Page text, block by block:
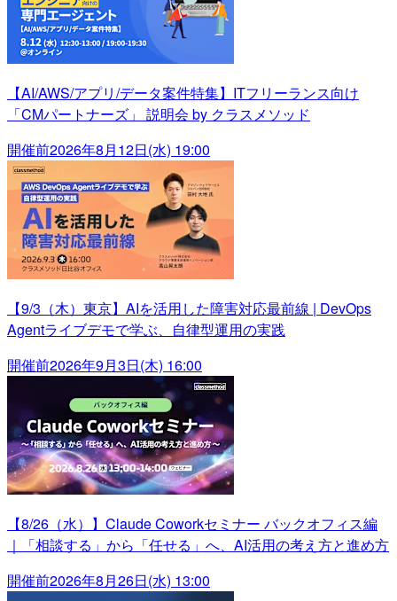
【AI/AWS/アプリ/データ案件特集】ITフリーランス向け
「CMパートナーズ」 説明会 by クラスメソッド
開催前2026年8月12日(水) 19:00
【9/3（木）東京】AIを活用した障害対応最前線 | DevOps
Agentライブデモで学ぶ、自律型運用の実践
開催前2026年9月3日(木) 16:00
【8/26（水）】Claude Coworkセミナー バックオフィス編
｜「相談する」から「任せる」へ、AI活用の考え方と進め方
開催前2026年8月26日(水) 13:00